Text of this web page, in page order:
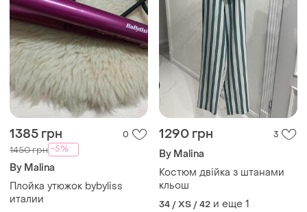
1385 грн 0
1450 грн -5%
By Malina
Плойка утюжок bybyliss
италии
1290 грн 3
By Malina
Костюм двійка з штанами
кльош
34 / XS / 42 и еще 1